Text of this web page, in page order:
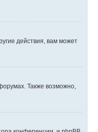
действия, вам может
Также возможно,